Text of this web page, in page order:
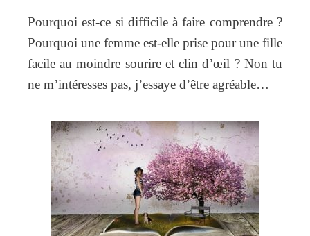
Pourquoi est-ce si difficile à faire comprendre ?
Pourquoi une femme est-elle prise pour une fille
facile au moindre sourire et clin d’œil ? Non tu
ne m’intéresses pas, j’essaye d’être agréable…